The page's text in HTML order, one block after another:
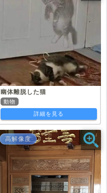
幽体離脱した猫
動物
詳細を見る
高解像度